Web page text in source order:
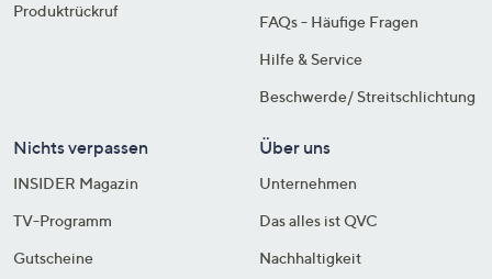
Produktrückruf
FAQs - Häufige Fragen
Hilfe & Service
Beschwerde/ Streitschlichtung
Nichts verpassen
INSIDER Magazin
TV-Programm
Gutscheine
Über uns
Unternehmen
Das alles ist QVC
Nachhaltigkeit